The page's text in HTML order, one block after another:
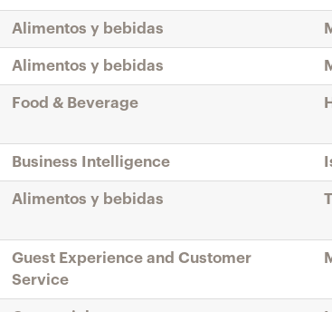
Alimentos y bebidas
Alimentos y bebidas
Food & Beverage
Business Intelligence
Alimentos y bebidas
Guest Experience and Customer
Service